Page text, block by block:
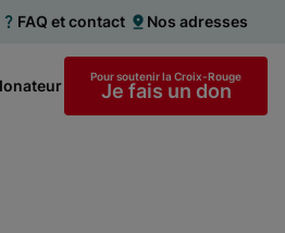
FAQ et contact Nos adresses
Pour soutenir la Croix-Rouge
Je fais un don